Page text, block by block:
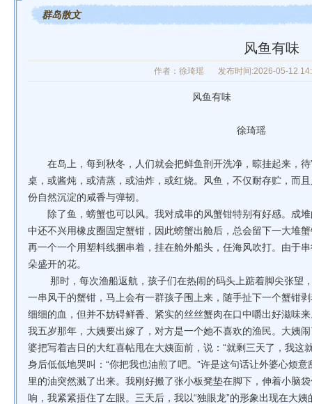
群岛散文
风鱼有味
作者：徐琦瑶 发布时间:2026-05-12
风鱼有味
徐琦瑶
在岛上，每到秋冬，人们就会把鲜鱼剖开洗净，晾挂起来，待
桌，或酱炖，或清蒸，或油炸，或红烧。风鱼，不仅耐存贮，而
份自然沉淀的咸香与弹韧。
除了鱼，螃蟹也可以风。我对成串的风蟹钳特别有好感。成堆
中还不兴用橡皮圈固定蟹钳，因此螃蟹出舱后，总会留下一大堆
再一个一个用塑料线捆串着，挂在舱外船头，任海风吹打。由于
朵盛开的花。
那时，每次渔船返航，孩子们在热闹的码头上踮着脚尖张望
一串风干的蟹钳，马上会有一群孩子围上来，随手扯下一个蟹钳
细细的血，但并不妨碍鲜香、紧实的丝丝蟹肉在口中嚼出好滋味
我五岁那年，大姨要出嫁了，对方是一个她不喜欢的渔民。大姨
婆把写着吉日的大红喜帖甩在大姨面前，说：“就剩三天了，我这
身后低低地哭叫：“你把我也油煎了吧。”许是这句话让外婆心烦
里的油突然溅了出来。我刚好搬了张小板凳垫在脚下，伸着小脑
响，我紧紧捂住了左眼。三天后，我以“独眼龙”的形象出现在大